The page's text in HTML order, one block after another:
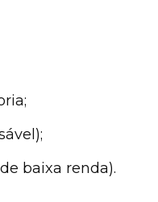
baixa renda).